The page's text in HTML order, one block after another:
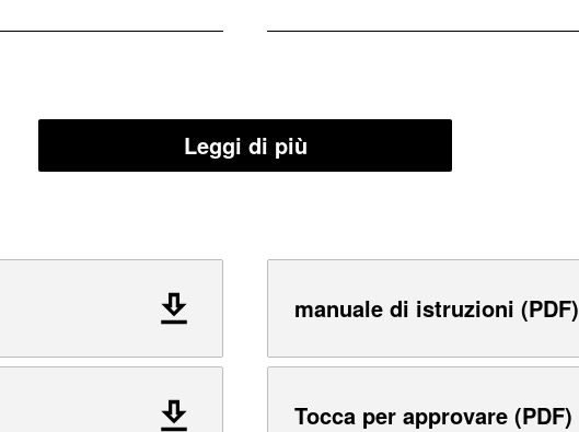
Leggi di più
manuale di istruzioni (PDF)
Tocca per approvare (PDF)